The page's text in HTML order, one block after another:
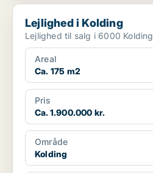
Lejlighed i Kolding
Lejlighed i Kolding
Lejlighed til salg i 6000 Kolding
Areal
Ca. 175 m2
Pris
Ca. 1.900.000 kr.
Område
Kolding